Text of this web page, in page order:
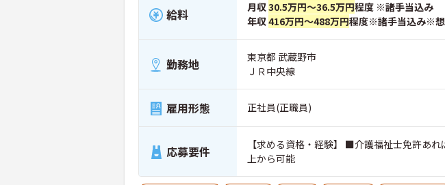
給料 月収30.5万円～36.5万円程度 ※諸手当込み
年収416万円～488万円程度※諸手当込み※
勤務地
東京都 武蔵野市
ＪＲ中央線
雇用形態 正社員(正職員)
応募要件
【求める資格・経験】 ■介護福祉士免許あ
上から可能